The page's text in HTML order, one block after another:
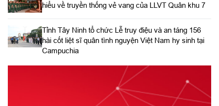
hiểu về truyền thống vẻ vang của LLVT Quân khu 7
​Tỉnh Tây Ninh tổ chức Lễ truy điệu và an táng 156
hài cốt liệt sĩ quân tình nguyện Việt Nam hy sinh tại
Campuchia